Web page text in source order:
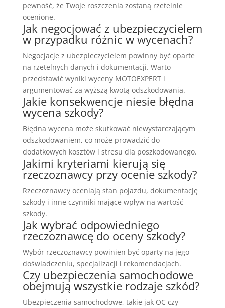
pewność, że Twoje roszczenia zostaną rzetelnie
ocenione.
Jak negocjować z ubezpieczycielem
w przypadku różnic w wycenach?
Negocjacje z ubezpieczycielem powinny być oparte
na rzetelnych danych i dokumentacji. Warto
przedstawić wyniki wyceny MOTOEXPERT i
argumentować za wyższą kwotą odszkodowania.
Jakie konsekwencje niesie błędna
wycena szkody?
Błędna wycena może skutkować niewystarczającym
odszkodowaniem, co może prowadzić do
dodatkowych kosztów i stresu dla poszkodowanego.
Jakimi kryteriami kierują się
rzeczoznawcy przy ocenie szkody?
Rzeczoznawcy oceniają stan pojazdu, dokumentację
szkody i inne czynniki mające wpływ na wartość
szkody.
Jak wybrać odpowiedniego
rzeczoznawcę do oceny szkody?
Wybór rzeczoznawcy powinien być oparty na jego
doświadczeniu, specjalizacji i rekomendacjach.
Czy ubezpieczenia samochodowe
obejmują wszystkie rodzaje szkód?
Ubezpieczenia samochodowe, takie jak OC czy